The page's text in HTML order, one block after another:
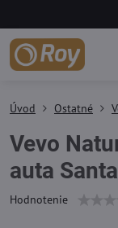
Úvod Ostatné
Vevo
auta
Hodnotenie